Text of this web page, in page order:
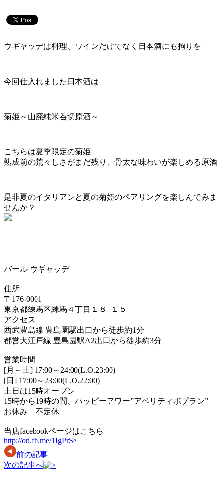
ウギャッデは料理、ワインだけでなく日本酒にも拘りを
今回仕入れました日本酒は
菊姫～山廃純米呑切原酒～
こちらは夏季限定の菊姫
熟成前の荒々しさがまだ残り、骨太な味わいが楽しめる原酒
是非夏のイタリアンと夏の菊姫のペアリングを楽しんでみま
せんか？
バール ウギャッデ
住所
〒176-0001
東京都練馬区練馬４丁目１８−１５
アクセス
西武豊島線 豊島園駅出口から徒歩約1分
都営大江戸線 豊島園駅A2出口から徒歩約3分
営業時間
[月～土] 17:00～24:00(L.O.23:00)
[日] 17:00～23:00(L.O.22:00)
土日は15時オープン
15時から19時の間、ハッピーアワー”アペリティボプラン”
お休み 不定休
当店facebookページはこちら
http://on.fb.me/1IgPrSe
前の記事
次の記事へ